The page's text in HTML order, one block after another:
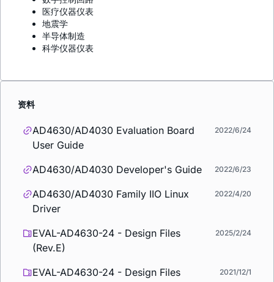
医疗仪器仪表
地震学
半导体制造
科学仪器仪表
资料
AD4630/AD4030 Evaluation Board
User Guide
2022/6/24
AD4630/AD4030 Developer's Guide 2022/6/23
AD4630/AD4030 Family IIO Linux
Driver
2022/4/20
EVAL-AD4630-24 - Design Files
(Rev.E)
2025/2/24
EVAL-AD4630-24 - Design Files 2021/12/1